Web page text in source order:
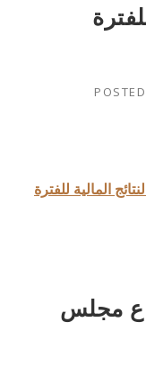
المالية للفترة
مجلس